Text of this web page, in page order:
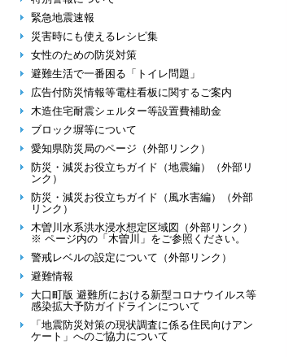
緊急地震速報
災害時にも使えるレシピ集
女性のための防災対策
避難生活で一番困る「トイレ問題」
広告付防災情報等電柱看板に関するご案内
木造住宅耐震シェルター等設置費補助金
ブロック塀等について
愛知県防災局のページ（外部リンク）
防災・減災お役立ちガイド（地震編）（外部リ
ンク）
防災・減災お役立ちガイド（風水害編）（外部
リンク）
木曽川水系洪水浸水想定区域図（外部リンク）
※ ページ内の「木曽川」をご参照ください。
警戒レベルの設定について（外部リンク）
避難情報
大口町版 避難所における新型コロナウイルス等
感染拡大予防ガイドラインについて
「地震防災対策の現状調査に係る住民向けアン
ケート」へのご協力について